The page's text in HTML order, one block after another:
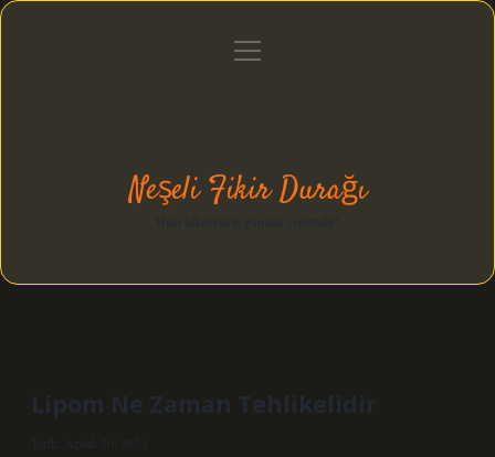
Gizlilik Politikası
menüyü
Neşeli Fikir Durağı
Lipom Ne Zaman Tehlikelidir
Tarih: Aralık 30, 2024